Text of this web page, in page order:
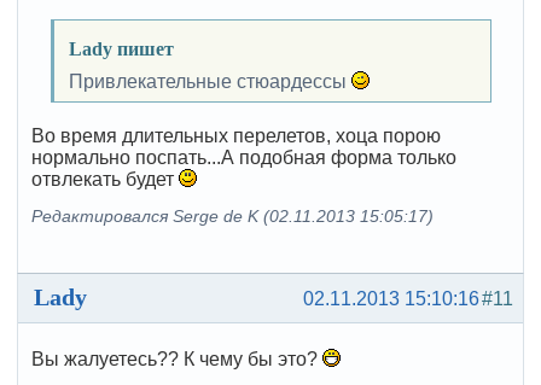
Lady пишет
Привлекательные стюардессы
Во время длительных перелетов, хоца порою
нормально поспать...А подобная форма только
отвлекать будет
Редактировался Serge de K (02.11.2013 15:05:17)
#11
02.11.2013 15:10:16
Lady
Вы жалуетесь?? К чему бы это?